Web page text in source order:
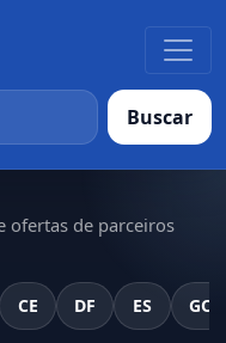
Buscar
ofertas de parceiros
CE DF ES GO